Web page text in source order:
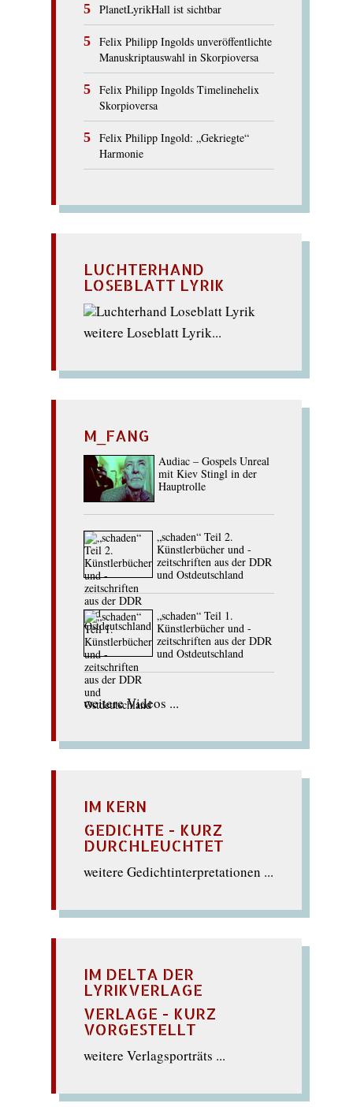
PlanetLyrikHall ist sichtbar
Felix Philipp Ingolds unveröffentlichte
Manuskriptauswahl in Skorpioversa
Felix Philipp Ingolds Timelinehelix
Skorpioversa
Felix Philipp Ingold: „Gekriegte“
Harmonie
LUCHTERHAND
LOSEBLATT LYRIK
weitere Loseblatt Lyrik...
M_FANG
Audiac – Gospels Unreal
mit Kiev Stingl in der
Hauptrolle
„schaden“ Teil 2.
Künstlerbücher und -
zeitschriften aus der DDR
und Ostdeutschland
„schaden“ Teil 1.
Künstlerbücher und -
zeitschriften aus der DDR
und Ostdeutschland
weitere Videos ...
IM KERN
GEDICHTE - KURZ
DURCHLEUCHTET
weitere Gedichtinterpretationen ...
IM DELTA DER
LYRIKVERLAGE
VERLAGE - KURZ
VORGESTELLT
weitere Verlagsporträts ...